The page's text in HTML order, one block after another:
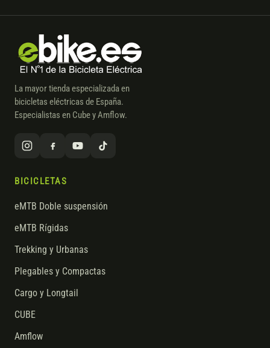
La mayor tienda especializada en
bicicletas eléctricas de España.
Especialistas en Cube y Amflow.
BICICLETAS
eMTB Doble suspensión
eMTB Rígidas
Trekking y Urbanas
Plegables y Compactas
Cargo y Longtail
CUBE
Amflow